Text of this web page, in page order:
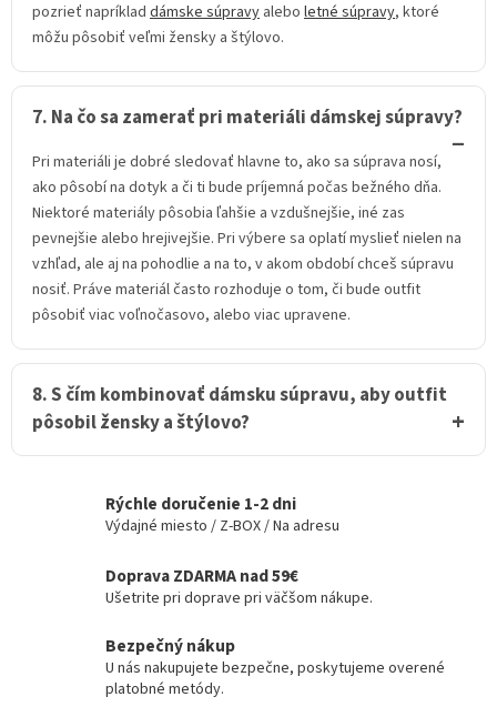
pozrieť napríklad dámske súpravy alebo letné súpravy, ktoré
môžu pôsobiť veľmi žensky a štýlovo.
7. Na čo sa zamerať pri materiáli dámskej súpravy?
Pri materiáli je dobré sledovať hlavne to, ako sa súprava nosí,
ako pôsobí na dotyk a či ti bude príjemná počas bežného dňa.
Niektoré materiály pôsobia ľahšie a vzdušnejšie, iné zas
pevnejšie alebo hrejivejšie. Pri výbere sa oplatí myslieť nielen na
vzhľad, ale aj na pohodlie a na to, v akom období chceš súpravu
nosiť. Práve materiál často rozhoduje o tom, či bude outfit
pôsobiť viac voľnočasovo, alebo viac upravene.
8. S čím kombinovať dámsku súpravu, aby outfit
pôsobil žensky a štýlovo?
Rýchle doručenie 1-2 dni
Výdajné miesto / Z-BOX / Na adresu
Doprava ZDARMA nad 59€
Ušetrite pri doprave pri väčšom nákupe.
Bezpečný nákup
U nás nakupujete bezpečne, poskytujeme overené
platobné metódy.